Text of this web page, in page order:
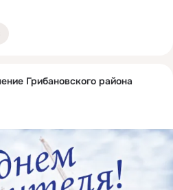
Грибановского района